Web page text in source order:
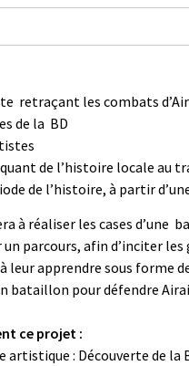
retraçant les combats
de la BD
de l’histoire locale au
de l’histoire, à partir
à réaliser les cases d’une
parcours, afin d’inciter
leur apprendre sous forme
bataillon pour défendre
ce projet :
artistique : Découverte de la